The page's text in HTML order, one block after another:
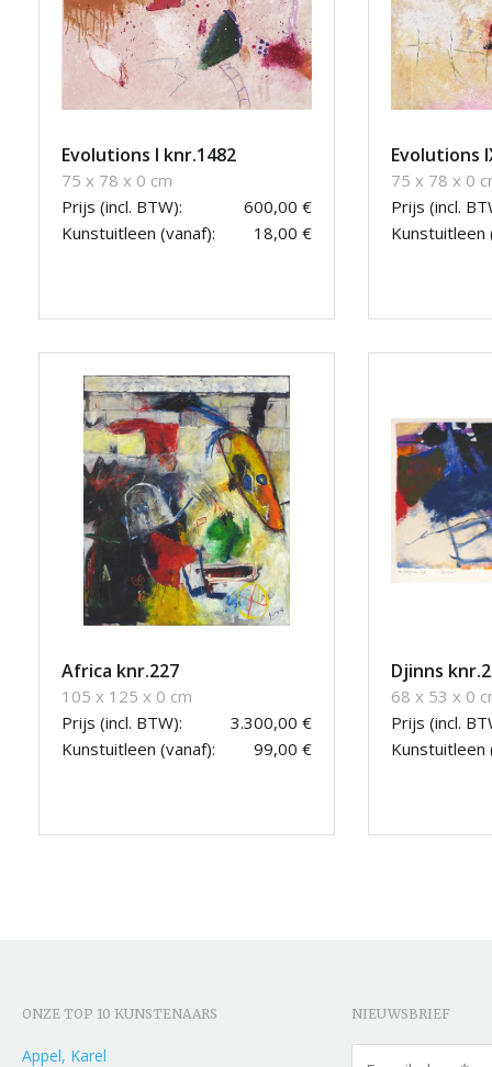
Evolutions I knr.1482
75 x 78 x 0 cm
Prijs (incl. BTW):
600,00 €
Kunstuitleen (vanaf):
18,00 €
Evolutions
75 x 78 x 0
Prijs (incl.
Kunstuitleen
Africa knr.227
105 x 125 x 0 cm
Prijs (incl. BTW):
3.300,00 €
Kunstuitleen (vanaf):
99,00 €
Djinns
68 x 53 x 0
Prijs (incl.
Kunstuitleen
ONZE TOP 10 KUNSTENAARS
Appel, Karel
NIEUWSBRIEF